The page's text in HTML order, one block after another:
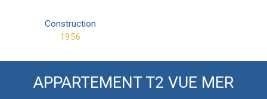
Construction
1956
APPARTEMENT T2 VUE MER